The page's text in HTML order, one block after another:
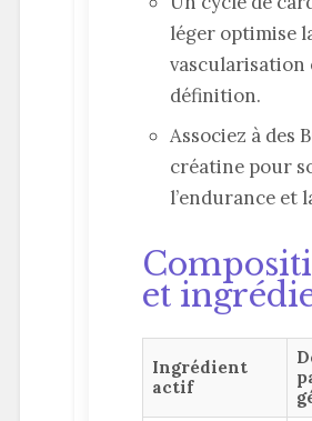
léger optimise
vascularisation
définition.
Associez à des
créatine pour
l’endurance et
et
Ingrédient
actif